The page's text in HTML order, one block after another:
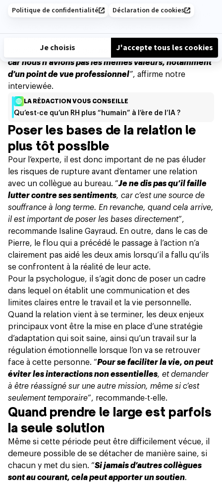
“J’ai été en couple avec mon co-directeur pendant 3 ans.
très dense, particulièrement quand nous étions devant
nos clients, d’autant que
nous nous sommes séparés,
car nous n’avions pas les mêmes valeurs, notamment
d’un point de vue professionnel”, affirme notre
interviewée.
LA RÉDACTION VOUS CONSEILLE
Qu’est-ce qu’un RH plus “humain” à l’ère de l’IA ?
Poser les bases de la relation le
plus tôt possible
Pour l’experte, il est donc important de ne pas éluder
les risques de rupture avant d’entamer une relation
avec un collègue au bureau. “Je ne dis pas qu’il faille
lutter contre ses sentiments, car c’est une source de
souffrance à long terme. En revanche, quand cela arrive,
il est important de poser les bases directement”,
recommande Isaline Gayraud. En outre, dans le cas de
Pierre, le flou qui a précédé le passage à l’action n’a
clairement pas aidé les deux amis lorsqu’il a fallu qu’ils
se confrontent à la réalité de leur acte.
Pour la psychologue, il s’agit donc de poser un cadre
dans lequel on établit une communication et des
limites claires entre le travail et la vie personnelle.
Quand la relation vient à se terminer, les deux enjeux
principaux vont être la mise en place d’une stratégie
d’adaptation qui soit saine, ainsi qu’un travail sur la
régulation émotionnelle lorsque l’on va se retrouver
face à cette personne. “Pour se faciliter la vie, on peut
éviter les interactions non essentielles, et demander
à être réassigné sur une autre mission, même si c’est
seulement temporaire”, recommande-t-elle.
Quand prendre le large est parfois
la seule solution
Même si cette période peut être difficilement vécue, il
demeure possible de se détacher de manière saine, si
chacun y met du sien. “Si jamais d’autres collègues
sont au courant, cela peut apporter un soutien.